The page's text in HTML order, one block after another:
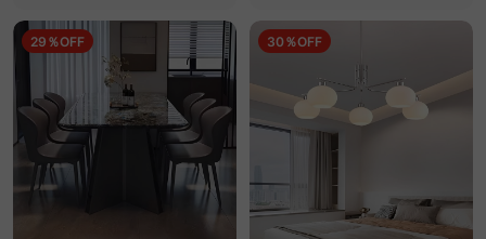
29％OFF 30％OFF